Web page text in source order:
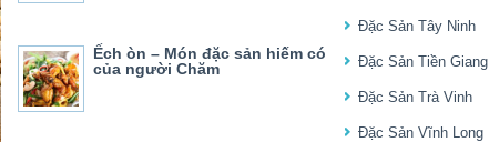
Ếch òn – Món đặc sản hiếm có
của người Chăm
Đặc Sản Tây Ninh
Đặc Sản Tiền Giang
Đặc Sản Trà Vinh
Đặc Sản Vĩnh Long